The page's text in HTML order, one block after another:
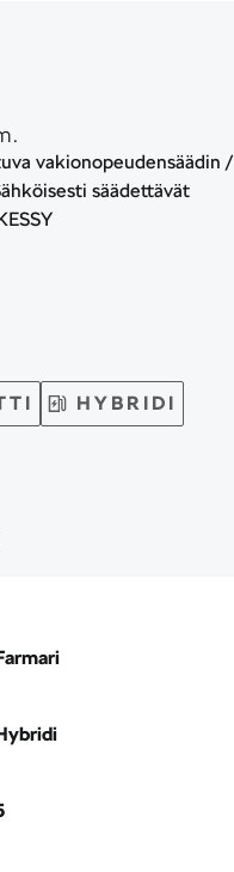
vakionopeudensäädin /
säädettävät
HYBRIDI